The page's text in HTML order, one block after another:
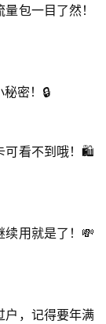
包一目了然！
密！🔒
可看不到哦！🛍️
续用就是了！💸
户，记得要年满